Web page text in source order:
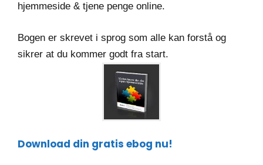
hjemmeside & tjene penge online.
Bogen er skrevet i sprog som alle kan forstå og
sikrer at du kommer godt fra start.
Download din gratis ebog nu!